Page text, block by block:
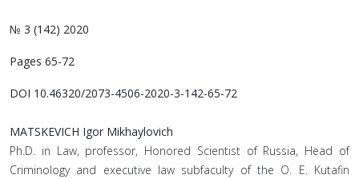
№ 3 (142) 2020
Pages 65-72
DOI 10.46320/2073-4506-2020-3-142-65-72
MATSKEVICH Igor Mikhaylovich
Ph.D. in Law, professor, Honored Scientist of Russia, Head of
Criminology and executive law subfaculty of the O. E. Kutafin